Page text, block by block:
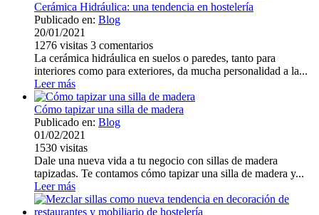
Cerámica Hidráulica: una tendencia en hostelería
Publicado en: Blog
20/01/2021
1276 visitas 3 comentarios
La cerámica hidráulica en suelos o paredes, tanto para
interiores como para exteriores, da mucha personalidad a la...
Leer más
Cómo tapizar una silla de madera
Publicado en: Blog
01/02/2021
1530 visitas
Dale una nueva vida a tu negocio con sillas de madera
tapizadas. Te contamos cómo tapizar una silla de madera y...
Leer más